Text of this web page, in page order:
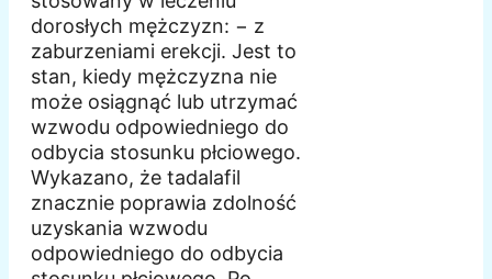
dorosłych mężczyzn: − z
zaburzeniami erekcji. Jest to
stan, kiedy mężczyzna nie
może osiągnąć lub utrzymać
wzwodu odpowiedniego do
odbycia stosunku płciowego.
Wykazano, że tadalafil
znacznie poprawia zdolność
uzyskania wzwodu
odpowiedniego do odbycia